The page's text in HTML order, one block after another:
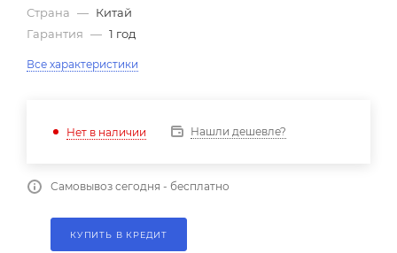
Страна — Китай
Гарантия — 1 год
Все характеристики
Нет в наличии Нашли дешевле?
Самовывоз сегодня - бесплатно
КУПИТЬ В КРЕДИТ